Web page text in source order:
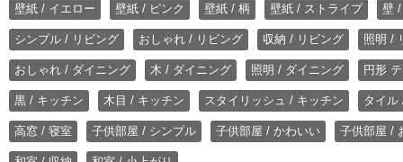
壁紙 / イエロー 壁紙 / ピンク 壁紙 / 柄 壁紙 / ストライプ 壁
シンプル / リビング おしゃれ / リビング 収納 / リビング 照明 /
おしゃれ / ダイニング 木 / ダイニング 照明 / ダイニング 円形
黒 / キッチン 木目 / キッチン スタイリッシュ / キッチン タイル
高窓 / 寝室 子供部屋 / シンプル 子供部屋 / かわいい 子供部屋 /